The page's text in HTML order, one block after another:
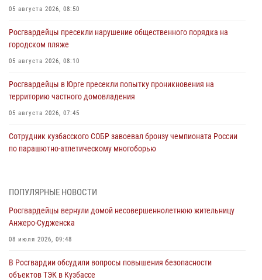
05 августа 2026, 08:50
Росгвардейцы пресекли нарушение общественного порядка на
городском пляже
05 августа 2026, 08:10
Росгвардейцы в Юрге пресекли попытку проникновения на
территорию частного домовладения
05 августа 2026, 07:45
Сотрудник кузбасского СОБР завоевал бронзу чемпионата России
по парашютно-атлетическому многоборью
Кузбассовцы высоко оценили качество предоставления
04 августа 2026, 09:42
Росгвардейцы помогли разыскать троих юных путешественников из
04 августа 2026, 08:42
ПОПУЛЯРНЫЕ НОВОСТИ
Росгвардейцы вернули домой несовершеннолетнюю жительницу
Анжеро-Судженска
08 июля 2026, 09:48
В Росгвардии обсудили вопросы повышения безопасности
объектов ТЭК в Кузбассе